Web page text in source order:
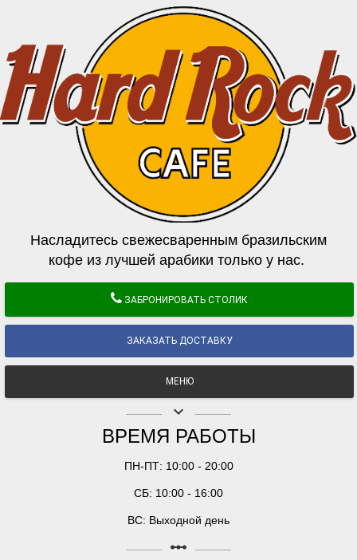
Насладитесь свежесваренным бразильским
кофе из лучшей арабики только у нас.
ЗАБРОНИРОВАТЬ СТОЛИК
ЗАКАЗАТЬ ДОСТАВКУ
МЕНЮ
keyboard_arrow_down
ВРЕМЯ РАБОТЫ
ПН-ПТ: 10:00 - 20:00
СБ: 10:00 - 16:00
ВС: Выходной день
linear_scale